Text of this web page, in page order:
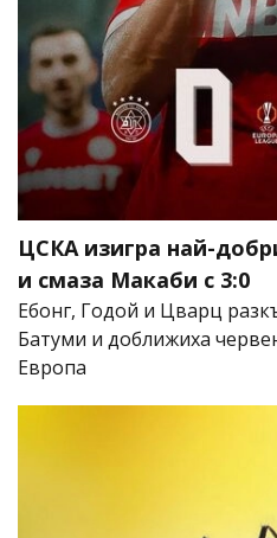
ЦСКА изигра най-
и смаза Макаби с 3:0
Ебонг, Годой и Цварц
Батуми и доближиха
Европа